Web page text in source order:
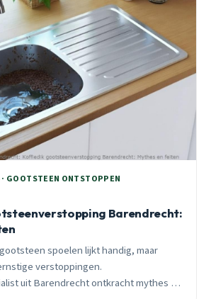
GOOTSTEEN ONTSTOPPEN
Barendrecht:
spoelen lijkt handig, maar
verstoppingen.
uit Barendrecht ontkracht mythes en